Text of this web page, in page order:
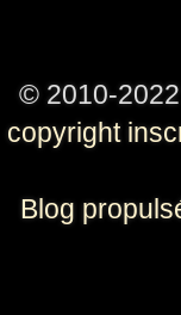
© 2010-
copyright
Blog